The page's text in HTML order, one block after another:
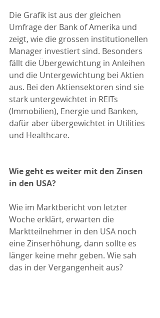
Die Grafik ist aus der gleichen
Umfrage der Bank of Amerika und
zeigt, wie die grossen institutionellen
Manager investiert sind. Besonders
fällt die Übergewichtung in Anleihen
und die Untergewichtung bei Aktien
aus. Bei den Aktiensektoren sind sie
stark untergewichtet in REITs
(Immobilien), Energie und Banken,
dafür aber übergewichtet in Utilities
und Healthcare.
Wie geht es weiter mit den Zinsen
in den USA?
Wie im Marktbericht von letzter
Woche erklärt, erwarten die
Marktteilnehmer in den USA noch
eine Zinserhöhung, dann sollte es
länger keine mehr geben. Wie sah
das in der Vergangenheit aus?